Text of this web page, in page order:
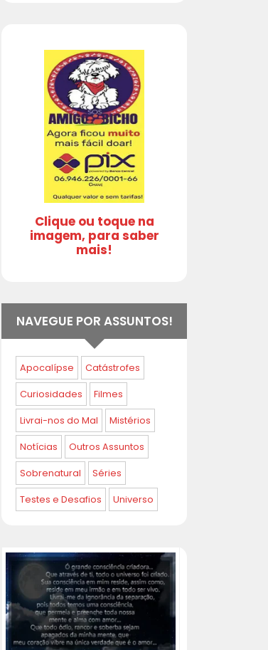
Clique ou toque na
imagem, para saber
mais!
NAVEGUE POR ASSUNTOS!
Apocalípse Catástrofes
Curiosidades Filmes
Livrai-nos do Mal Mistérios
Notícias Outros Assuntos
Sobrenatural Séries
Testes e Desafios Universo